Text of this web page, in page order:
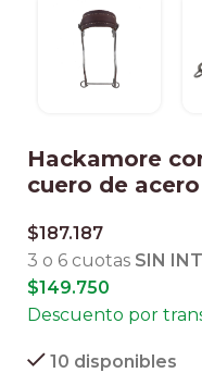
Hackamore
cuero de
$187.187
3 o 6 cuotas SIN
$149.750
Descuento por
10 disponibles